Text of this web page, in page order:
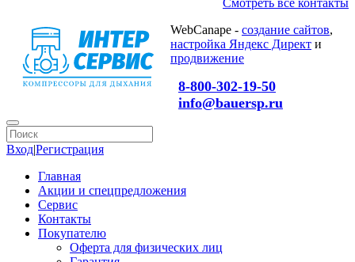
WebCanape - создание сайтов,
настройка Яндекс Директ и
продвижение
8-800-302-19-50
info@bauersp.ru
Вход|Регистрация
Главная
Акции и спецпредложения
Сервис
Контакты
Покупателю
Оферта для физических лиц